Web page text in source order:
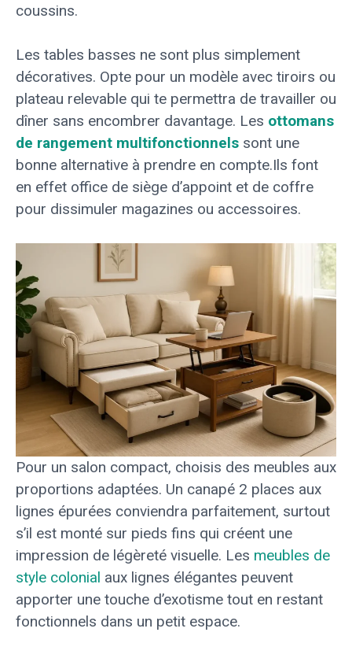
coussins.
Les tables basses ne sont plus simplement
décoratives. Opte pour un modèle avec tiroirs ou
plateau relevable qui te permettra de travailler ou
dîner sans encombrer davantage. Les ottomans
de rangement multifonctionnels sont une
bonne alternative à prendre en compte.Ils font
en effet office de siège d’appoint et de coffre
pour dissimuler magazines ou accessoires.
Pour un salon compact, choisis des meubles aux
proportions adaptées. Un canapé 2 places aux
lignes épurées conviendra parfaitement, surtout
s’il est monté sur pieds fins qui créent une
impression de légèreté visuelle. Les meubles de
style colonial aux lignes élégantes peuvent
apporter une touche d’exotisme tout en restant
fonctionnels dans un petit espace.